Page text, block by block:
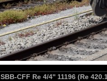
SBB-CFF Re 4/4'' 11196 (Re